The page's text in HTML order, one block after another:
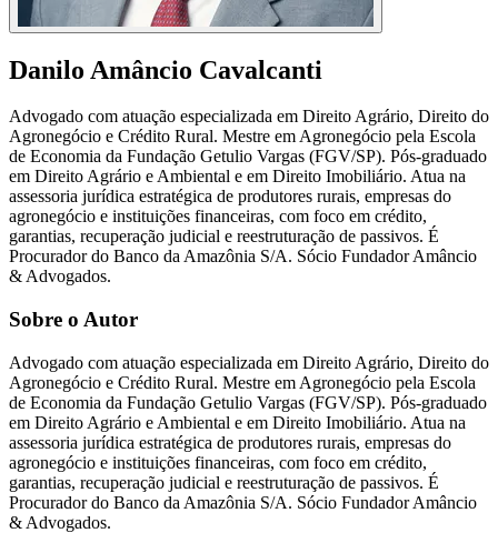
Danilo Amâncio Cavalcanti
Advogado com atuação especializada em Direito Agrário, Direito do
Agronegócio e Crédito Rural. Mestre em Agronegócio pela Escola
de Economia da Fundação Getulio Vargas (FGV/SP). Pós-graduado
em Direito Agrário e Ambiental e em Direito Imobiliário. Atua na
assessoria jurídica estratégica de produtores rurais, empresas do
agronegócio e instituições financeiras, com foco em crédito,
garantias, recuperação judicial e reestruturação de passivos. É
Procurador do Banco da Amazônia S/A. Sócio Fundador Amâncio
& Advogados.
Sobre o Autor
Advogado com atuação especializada em Direito Agrário, Direito do
Agronegócio e Crédito Rural. Mestre em Agronegócio pela Escola
de Economia da Fundação Getulio Vargas (FGV/SP). Pós-graduado
em Direito Agrário e Ambiental e em Direito Imobiliário. Atua na
assessoria jurídica estratégica de produtores rurais, empresas do
agronegócio e instituições financeiras, com foco em crédito,
garantias, recuperação judicial e reestruturação de passivos. É
Procurador do Banco da Amazônia S/A. Sócio Fundador Amâncio
& Advogados.